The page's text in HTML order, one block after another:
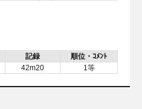
記録
順位・ｺﾒﾝﾄ
42m20 1等